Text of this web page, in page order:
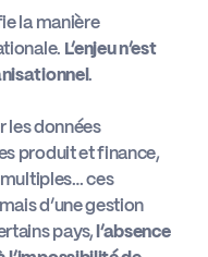
la manière
L’enjeu n’est
.
les données
produit et finance,
ces
d’une gestion
pays,l’absence